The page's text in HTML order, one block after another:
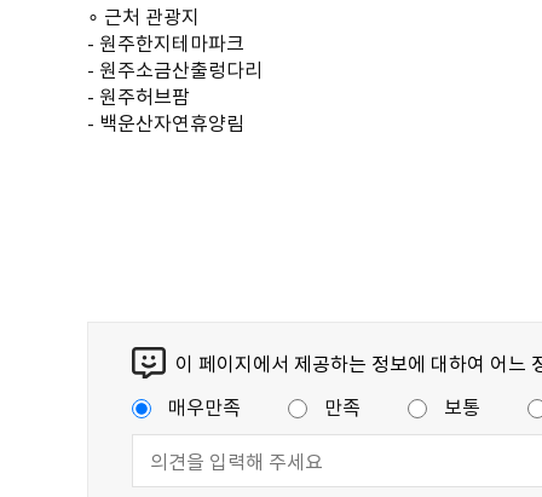
∘ 근처 관광지
- 원주한지테마파크
- 원주소금산출렁다리
- 원주허브팜
- 백운산자연휴양림
이 페이지에서 제공하는 정보에 대하여 어느
매우만족
만족 보통